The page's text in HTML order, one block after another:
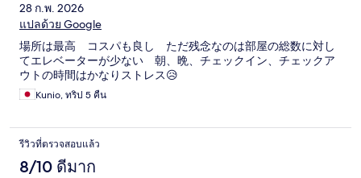
28 ก.พ. 2026
แปลด้วย Google
場所は最高 コスパも良し ただ残念なのは部屋の総数に対し
てエレベーターが少ない 朝、晩、チェックイン、チェックア
ウトの時間はかなりストレス😥
Kunio, ทริป 5 คืน
รีวิวที่ตรวจสอบแล้ว
8/10 ดีมาก